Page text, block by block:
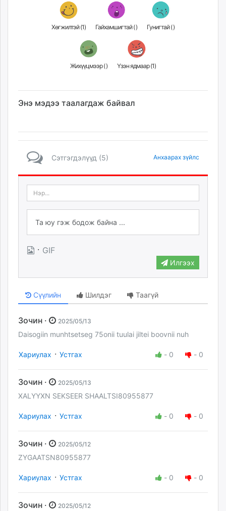
Хөгжилтэй (1) Гайхамшигтай () Гунигтай ()
Жихүүцмээр () Үзэн ядмаар (1)
Энэ мэдээ таалагдаж байвал
Сэтгэгдэлүүд (5) Анхаарах зүйлс
· GIF
Илгээх
Сүүлийн Шилдэг Таагүй
Зочин · 2025/05/13
Daisogiin munhtsetseg 75onii tuulai jiltei boovnii nuh
Хариулах · Устгах - 0 - 0
Зочин · 2025/05/13
XALYYXN SEKSEER SHAALTSI80955877
Хариулах · Устгах - 0 - 0
Зочин · 2025/05/12
ZYGAATSN80955877
Хариулах · Устгах - 0 - 0
Зочин · 2025/05/12